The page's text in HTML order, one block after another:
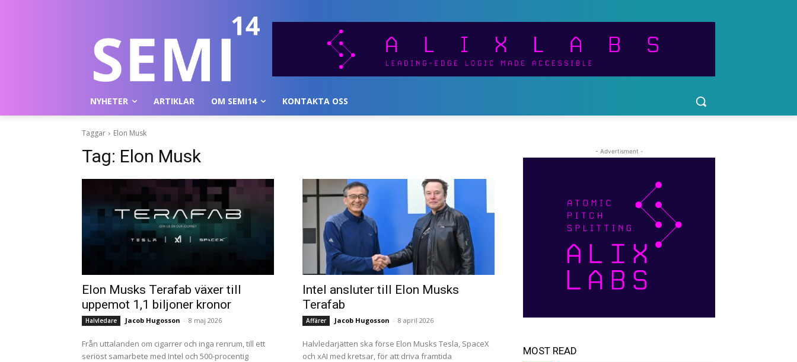
NYHETER ARTIKLAR OM SEMI14 KONTAKTA OSS
Taggar Elon Musk
Tag: Elon Musk
Elon Musks Terafab växer till
uppemot 1,1 biljoner kronor
Halvledare Jacob Hugosson - 8 maj 2026
Från uttalanden om cigarrer och inga renrum, till ett
seriöst samarbete med Intel och 500-procentig
Intel ansluter till Elon Musks
Terafab
Affärer Jacob Hugosson - 8 april 2026
Halvledarjätten ska förse Elon Musks Tesla, SpaceX
och xAI med kretsar, för att driva framtida
- Advertisment -
MOST READ